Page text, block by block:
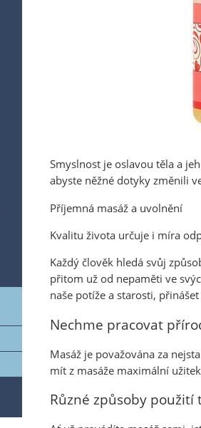
Smyslnost je oslavou těla a
abyste něžné dotyky změnili
Příjemná masáž a uvolnění
Kvalitu života určuje i míra
Každý člověk hledá svůj
přitom už od nepaměti ve
naše potíže a starosti,
Nechme pracovat
Masáž je považována za
mít z masáže maximální
Různé způsoby použití